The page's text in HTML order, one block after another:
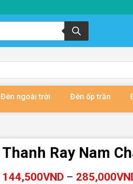
Đèn ngoài trời Đèn ốp trần
Thanh Ray Nam
144,500VND – 285,000